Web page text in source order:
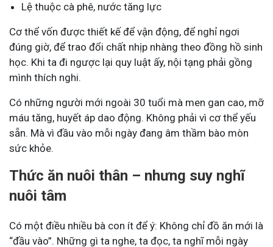
Lệ thuộc cà phê, nước tăng lực
Cơ thể vốn được thiết kế để vận động, để nghỉ ngơi
đúng giờ, để trao đổi chất nhịp nhàng theo đồng hồ sinh
học. Khi ta đi ngược lại quy luật ấy, nội tạng phải gồng
mình thích nghi.
Có những người mới ngoài 30 tuổi mà men gan cao, mỡ
máu tăng, huyết áp dao động. Không phải vì cơ thể yếu
sẵn. Mà vì đầu vào mỗi ngày đang âm thầm bào mòn
sức khỏe.
Thức ăn nuôi thân – nhưng suy nghĩ
nuôi tâm
Có một điều nhiều bà con ít để ý: Không chỉ đồ ăn mới là
“đầu vào”. Những gì ta nghe, ta đọc, ta nghĩ mỗi ngày